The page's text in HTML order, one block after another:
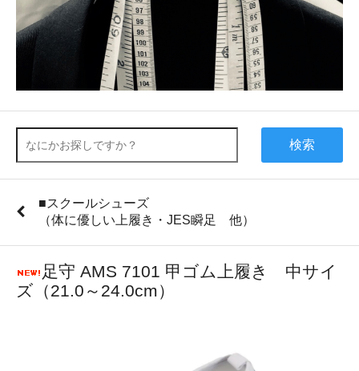
検索
■スクールシューズ
（体に優しい上履き・JES瞬足 他）
足守 AMS 7101 甲ゴム上履き 中サイ
ズ（21.0～24.0cm）